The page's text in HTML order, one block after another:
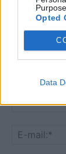
Opted
Data